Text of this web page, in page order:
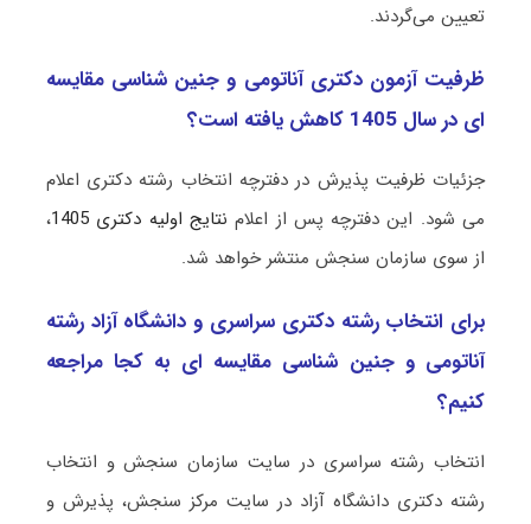
تعیین می‌گردند.
ظرفیت آزمون دکتری آﻧﺎﺗﻮمی و ﺟﻨﻴﻦ ﺷﻨﺎسی ﻣﻘﺎﻳﺴﻪ
ای در سال 1405 کاهش یافته است؟
جزئیات ظرفیت پذیرش در دفترچه انتخاب رشته دکتری اعلام
می شود. این دفترچه پس از اعلام نتایج اولیه دکتری 1405
،
از سوی سازمان سنجش منتشر خواهد شد.
برای انتخاب رشته دکتری سراسری و دانشگاه آزاد رشته
آﻧﺎﺗﻮمی و ﺟﻨﻴﻦ ﺷﻨﺎسی ﻣﻘﺎﻳﺴﻪ ای به کجا مراجعه
کنیم؟
انتخاب رشته سراسری در سایت سازمان سنجش و انتخاب
رشته دکتری دانشگاه آزاد در سایت مرکز سنجش، پذیرش و